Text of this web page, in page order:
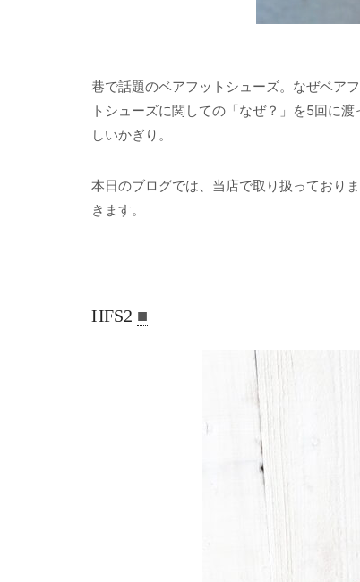
巷で話題のベアフットシューズ。なぜベア
トシューズに関しての「なぜ？」を5回に
しいかぎり。
本日のブログでは、当店で取り扱っており
きます。
HFS2 ■